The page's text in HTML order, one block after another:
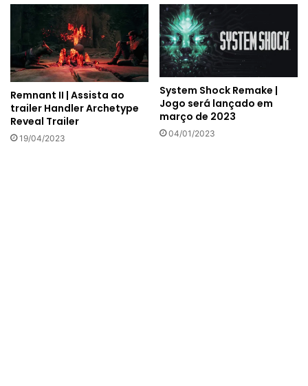
Remnant II | Assista ao
trailer Handler Archetype
Reveal Trailer
19/04/2023
System Shock Remake |
Jogo será lançado em
março de 2023
04/01/2023